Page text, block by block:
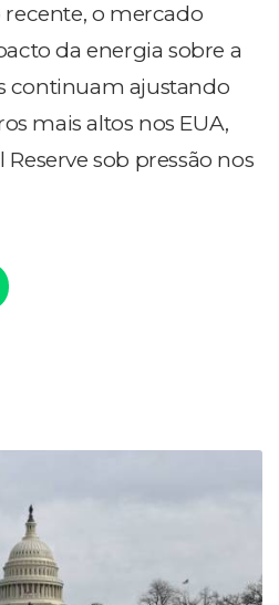
o mercado
da energia sobre a
continuam ajustando
mais altos nos EUA,
sob pressão nos